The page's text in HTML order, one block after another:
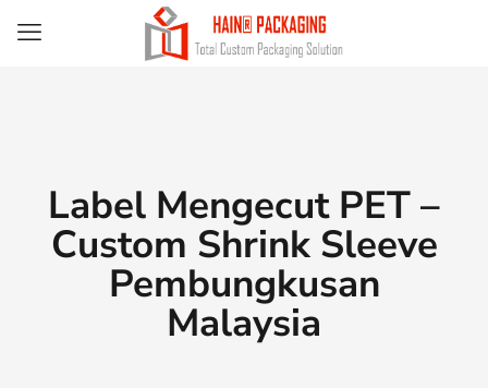
Label Mengecut PET –
Custom Shrink Sleeve
Pembungkusan
Malaysia